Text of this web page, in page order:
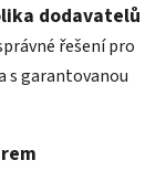
dodavatelů
řešení pro
s garantovanou